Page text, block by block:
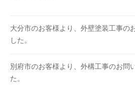
大分市のお客様より、外壁塗装工事の
した。
別府市のお客様より、外構工事のお問
た。